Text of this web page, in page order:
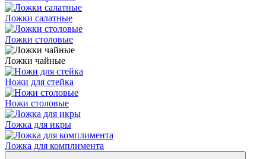
Ложки салатные
Ложки столовые
Ложки чайные
Ножи для стейка
Ножи столовые
Ложка для икры
Ложка для комплимента